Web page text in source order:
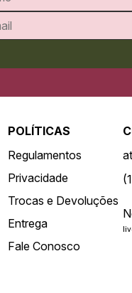
POLÍTICAS
Regulamentos
Privacidade
Trocas e Devoluções
Entrega
Fale Conosco